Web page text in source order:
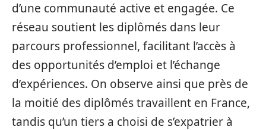
d’une communauté active et engagée. Ce
réseau soutient les diplômés dans leur
parcours professionnel, facilitant l’accès à
des opportunités d’emploi et l’échange
d’expériences. On observe ainsi que près de
la moitié des diplômés travaillent en France,
tandis qu’un tiers a choisi de s’expatrier à